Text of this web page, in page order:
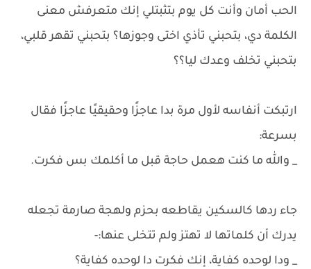
الحب أمان وأنت كل يوم بتثبتلي إنك متعرفش معنى
الكلمة دي، بتحبني تأذي اختى وجوزها؟ بتحبني تقهر قلبي،
بتحبني تخلف وعدك ليا؟؟
ارتبكت أنفاسه لأول مرة بدا عاجزًا وحقيقيًا عاجزًا فقال
بسرعة:
_ والله ما كنت هعمل حاجة قبل ما أكلمك بس فكرت.
جاء ردها كالسكين يقاطعه بحزم ولهجة صارمة تجعله
يدرك أن كلماتها لا تهتز ولم تتخلى عنها:-
_ ودا لوحده كفاية، إنك فكرت دا لوحده كفاية؟